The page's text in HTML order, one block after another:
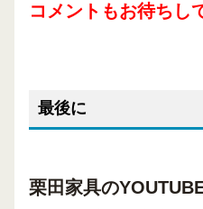
コメントもお待ちし
最後に
栗田家具の